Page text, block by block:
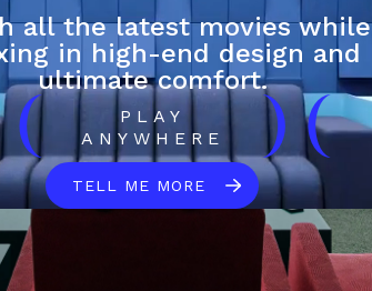
all the latest movies while
in high-end design and
ultimate comfort.
(
PLAY
ANYWHERE
)(
TELL ME MORE